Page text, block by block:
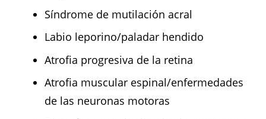
Síndrome de mutilación acral
Labio leporino/paladar hendido
Atrofia progresiva de la retina
Atrofia muscular espinal/enfermedades
de las neuronas motoras